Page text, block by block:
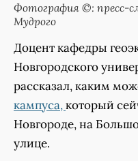
Фотография ©: пресс-
Мудрого
Доцент кафедры
Новгородского
рассказал, каким
кампуса,который
Новгороде, на
улице.